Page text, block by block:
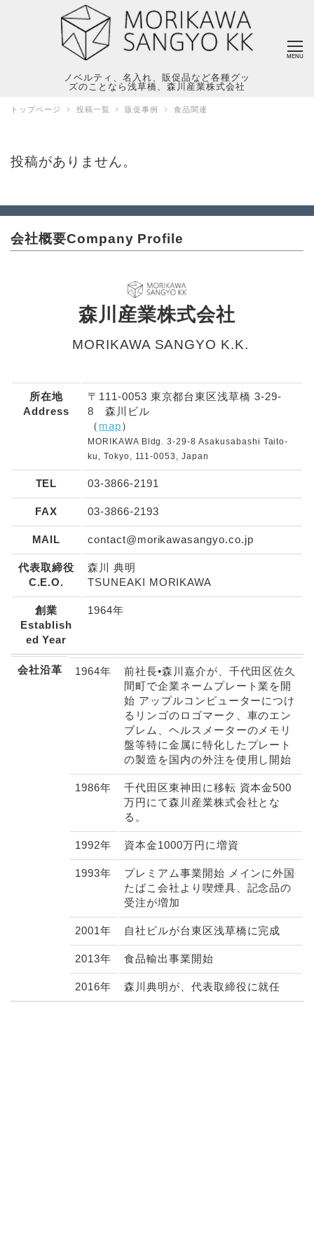
ノベルティ、名入れ、販促品など各種グッ
ズのことなら浅草橋、森川産業株式会社
MENU
トップページ 投稿一覧 販促事例 食品関連
投稿がありません。
会社概要Company Profile
森川産業株式会社
MORIKAWA SANGYO K.K.
所在地
Address
〒111-0053 東京都台東区浅草橋 3-29-
8 森川ビル
（ map）
MORIKAWA Bldg. 3-29-8 Asakusabashi Taito-
ku, Tokyo, 111-0053, Japan
TEL 03-3866-2191
FAX 03-3866-2193
MAIL contact@morikawasangyo.co.jp
代表取締役
C.E.O.
森川 典明
TSUNEAKI MORIKAWA
創業
Establish
ed Year
1964年
会社沿革 1964年
前社長•森川嘉介が、千代田区佐久
間町で企業ネームプレート業を開
始 アップルコンピューターにつけ
るリンゴのロゴマーク、車のエン
ブレム、ヘルスメーターのメモリ
盤等特に金属に特化したプレート
の製造を国内の外注を使用し開始
1986年
千代田区東神田に移転 資本金500
万円にて森川産業株式会社とな
る。
1992年 資本金1000万円に増資
1993年
プレミアム事業開始 メインに外国
たばこ会社より喫煙具、記念品の
受注が増加
2001年 自社ビルが台東区浅草橋に完成
2013年 食品輸出事業開始
2016年 森川典明が、代表取締役に就任